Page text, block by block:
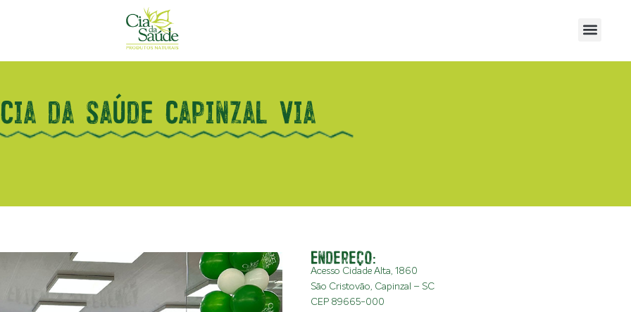
Cia da saúde Capinzal Via
Endereço:
Acesso Cidade Alta, 1860
São Cristovão, Capinzal – SC
CEP 89665-000